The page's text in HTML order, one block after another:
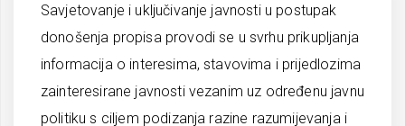
Savjetovanje i uključivanje javnosti u postupak
donošenja propisa provodi se u svrhu prikupljanja
informacija o interesima, stavovima i prijedlozima
zainteresirane javnosti vezanim uz određenu javnu
politiku s ciljem podizanja razine razumijevanja i